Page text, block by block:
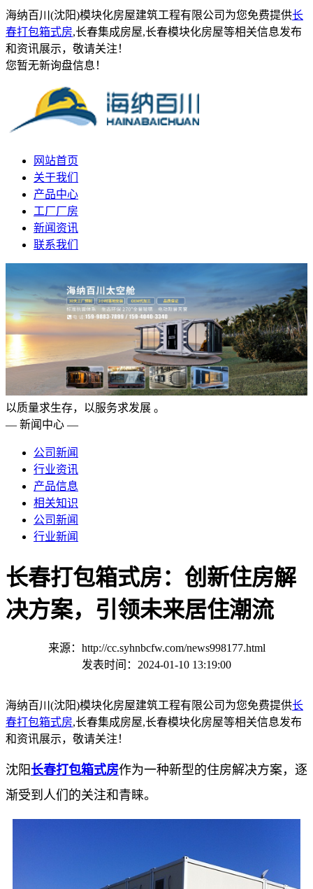
海纳百川(沈阳)模块化房屋建筑工程有限公司为您免费提供长
春打包箱式房,长春集成房屋,长春模块化房屋等相关信息发布
和资讯展示，敬请关注！
您暂无新询盘信息！
网站首页
关于我们
产品中心
工厂厂房
新闻资讯
联系我们
以质量求生存，以服务求发展 。
— 新闻中心 —
公司新闻
行业资讯
产品信息
相关知识
公司新闻
行业新闻
长春打包箱式房：创新住房解
决方案，引领未来居住潮流
来源：http://cc.syhnbcfw.com/news998177.html
发表时间：2024-01-10 13:19:00
海纳百川(沈阳)模块化房屋建筑工程有限公司为您免费提供长
春打包箱式房,长春集成房屋,长春模块化房屋等相关信息发布
和资讯展示，敬请关注！
沈阳 长春打包箱式房作为一种新型的住房解决方案，逐
渐受到人们的关注和青睐。